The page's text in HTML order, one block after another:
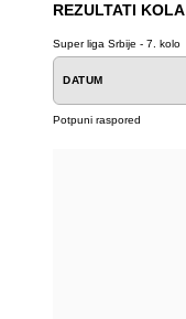
REZULTATI KOLA
Super liga Srbije - 7. kolo
DATUM
Potpuni raspored